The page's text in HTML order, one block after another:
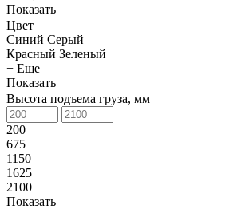
Показать
Цвет
Синий Серый
Красный Зеленый
+ Еще
Показать
Высота подъема груза, мм
200
675
1150
1625
2100
Показать